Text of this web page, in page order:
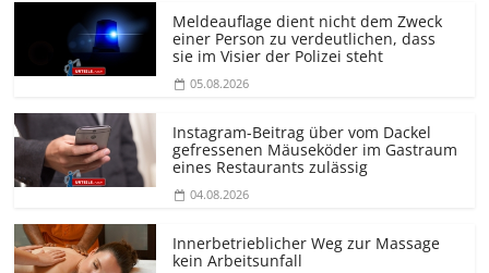
Meldeauflage dient nicht dem Zweck
einer Person zu verdeutlichen, dass
sie im Visier der Polizei steht
05.08.2026
Instagram-Beitrag über vom Dackel
gefressenen Mäuseköder im Gastraum
eines Restaurants zulässig
04.08.2026
Innerbetrieblicher Weg zur Massage
kein Arbeitsunfall